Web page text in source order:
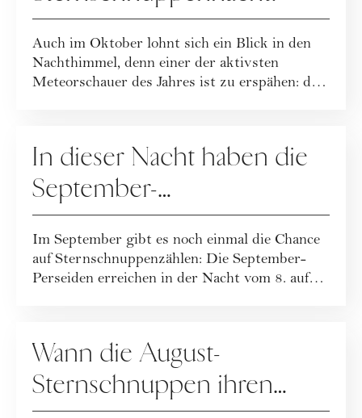
Auch im Oktober lohnt sich ein Blick in den
Nachthimmel, denn einer der aktivsten
Meteorschauer des Jahres ist zu erspähen: die
In dieser Nacht haben die
September-
Sternschnuppen ihren
Höhepunkt
Im September gibt es noch einmal die Chance
auf Sternschnuppenzählen: Die September-
Perseiden erreichen in der Nacht vom 8. auf
Wann die August-
Sternschnuppen ihren